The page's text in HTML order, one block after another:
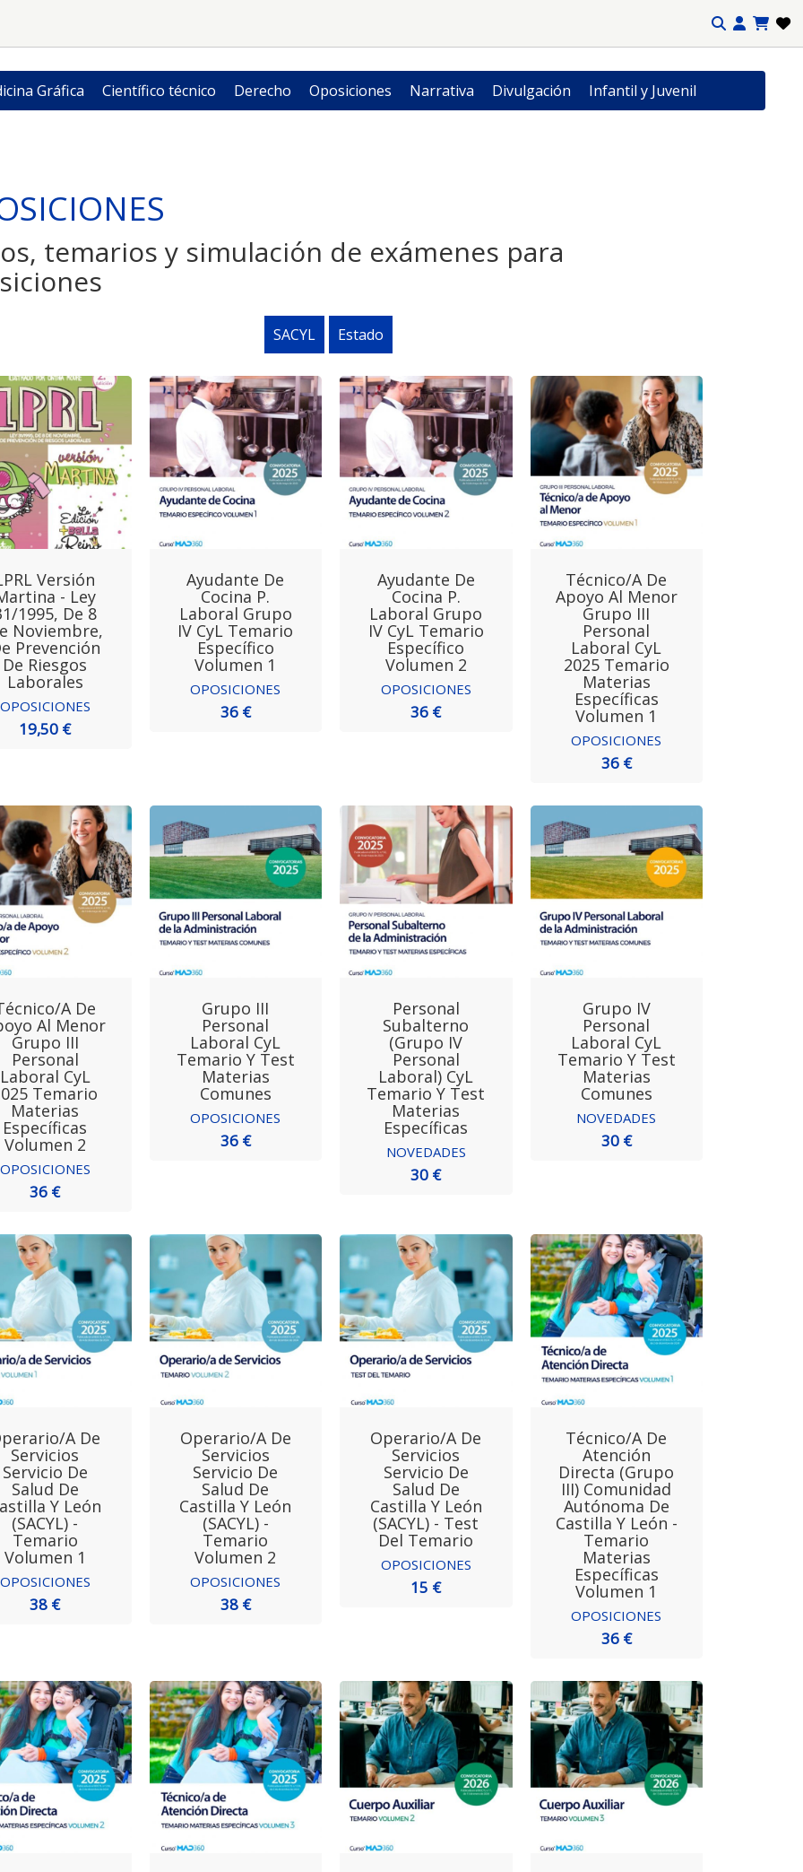
Gráfica Científico técnico Derecho Oposiciones Narrativa Divulgación Infantil y Juvenil
temarios y simulación de exámenes para
SACYL Estado
Versión
- Ley
1995, De 8
Noviembre,
Prevención
De Riesgos
Laborales
OPOSICIONES
19,50 €
Ayudante De
Cocina P.
Laboral Grupo
IV CyL Temario
Específico
Volumen 1
OPOSICIONES
36 €
Ayudante De
Cocina P.
Laboral Grupo
IV CyL Temario
Específico
Volumen 2
OPOSICIONES
36 €
Técnico/a De
Apoyo Al Menor
Grupo III
Personal
Laboral CyL
2025 Temario
Materias
Específicas
Volumen 1
OPOSICIONES
36 €
a De
Al Menor
Grupo III
Personal
Laboral CyL
Temario
Materias
Específicas
Volumen 2
OPOSICIONES
36 €
Grupo III
Personal
Laboral CyL
Temario Y Test
Materias
Comunes
OPOSICIONES
36 €
Personal
Subalterno
(Grupo IV
Personal
Laboral) CyL
Temario Y Test
Materias
Específicas
NOVEDADES
30 €
Grupo IV
Personal
Laboral CyL
Temario Y Test
Materias
Comunes
NOVEDADES
30 €
a De
Servicios
Servicio De
Salud De
Y León
(SACYL) -
Temario
Volumen 1
OPOSICIONES
38 €
Operario/a De
Servicios
Servicio De
Salud De
Castilla Y León
(SACYL) -
Temario
Volumen 2
OPOSICIONES
38 €
Operario/a De
Servicios
Servicio De
Salud De
Castilla Y León
(SACYL) - Test
Del Temario
OPOSICIONES
15 €
Técnico/a De
Atención
Directa (Grupo
III) Comunidad
Autónoma De
Castilla Y León -
Temario
Materias
Específicas
Volumen 1
OPOSICIONES
36 €